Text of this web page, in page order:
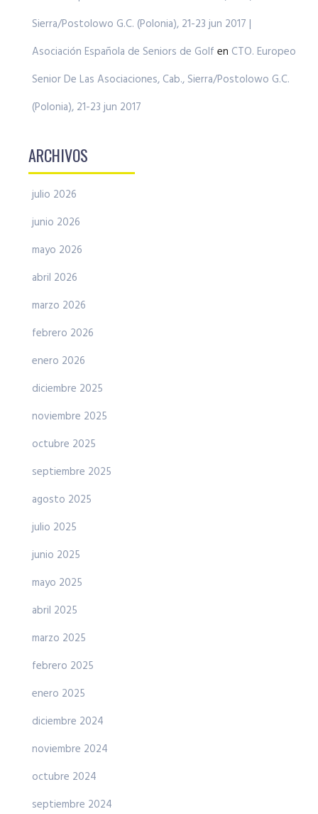
Sierra/Postolowo G.C. (Polonia), 21-23 jun 2017 |
Asociación Española de Seniors de Golf en CTO. Europeo
Senior De Las Asociaciones, Cab., Sierra/Postolowo G.C.
(Polonia), 21-23 jun 2017
ARCHIVOS
julio 2026
junio 2026
mayo 2026
abril 2026
marzo 2026
febrero 2026
enero 2026
diciembre 2025
noviembre 2025
octubre 2025
septiembre 2025
agosto 2025
julio 2025
junio 2025
mayo 2025
abril 2025
marzo 2025
febrero 2025
enero 2025
diciembre 2024
noviembre 2024
octubre 2024
septiembre 2024